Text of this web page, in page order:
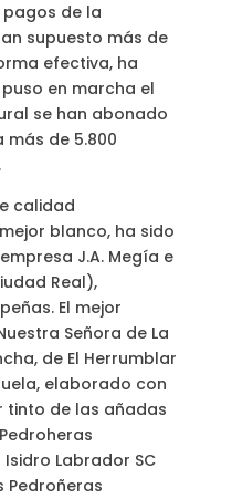
de la
supuesto más de
efectiva, ha
en marcha el
se han abonado
más de 5.800
calidad
blanco, ha sido
J.A. Megía e
Real),
El mejor
Señora de La
de El Herrumblar
elaborado con
tinto de las añadas
Labrador SC
Pedroñeras